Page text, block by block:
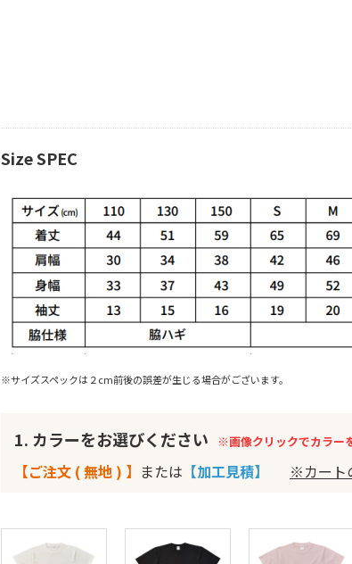
Size SPEC
※サイズスペックは２cm前後の誤差が生じる場合がございます。
1. カラーをお選びください ※画像クリックでカラー
【ご注文 ( 無地 ) 】 または 【加工見積】 ※カート